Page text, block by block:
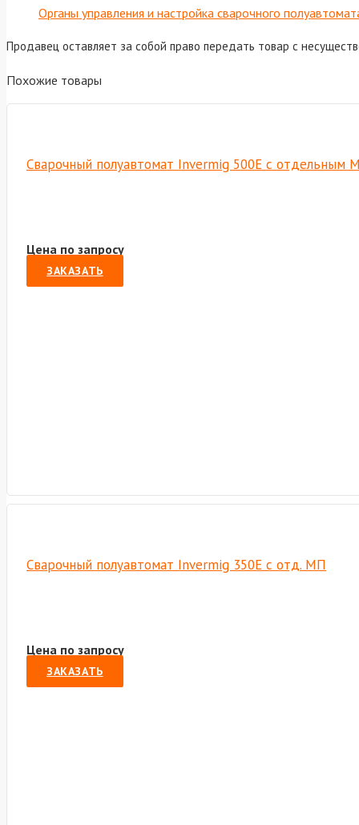
Органы управления и настройка сварочного
Продавец оставляет за собой право передать товар с
Похожие товары
Сварочный полуавтомат Invermig 500E с
Цена по запросу
ЗАКАЗАТЬ
Сварочный полуавтомат Invermig 350E с отд. МП
Цена по запросу
ЗАКАЗАТЬ